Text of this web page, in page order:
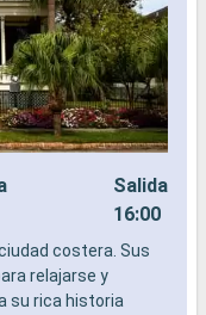
Salida
16:00
costera. Sus
relajarse y
su rica historia